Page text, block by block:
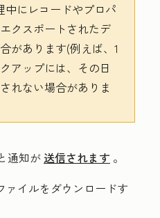
中にレコードやプロパ
クスポートされたデ
があります(例えば、1
アップには、その日
れない場合がありま
通知が送信されます 。
ァイルをダウンロードす